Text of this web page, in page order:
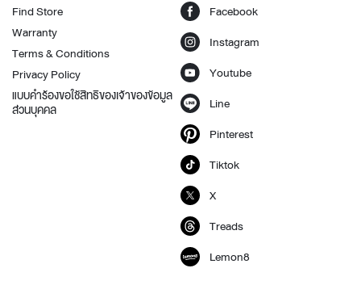
Find Store
Warranty
Terms & Conditions
Privacy Policy
แบบคำร้องขอใช้สิทธิของเจ้าของข้อมูล
ส่วนบุคคล
Facebook
Instagram
Youtube
Line
Pinterest
Tiktok
X
Treads
Lemon8